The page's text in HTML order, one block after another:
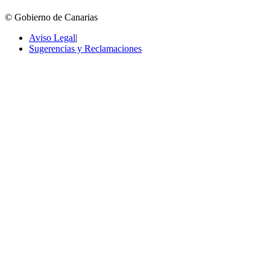
© Gobierno de Canarias
Aviso Legal|
Sugerencias y Reclamaciones